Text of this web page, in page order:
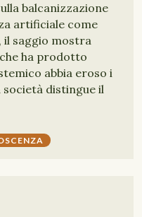
balcanizzazione
artificiale come
il saggio mostra
ha prodotto
abbia eroso i
distingue il